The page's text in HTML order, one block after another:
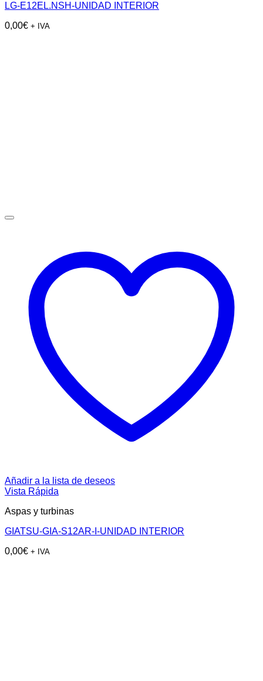
LG-E12EL.NSH-UNIDAD INTERIOR
0,00€ + IVA
Añadir a la lista de deseos
Vista Rápida
Aspas y turbinas
GIATSU-GIA-S12AR-I-UNIDAD INTERIOR
0,00€ + IVA